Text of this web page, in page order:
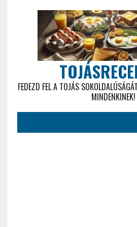
FEDEZD FEL A TOJÁS
MINDENKINEK!